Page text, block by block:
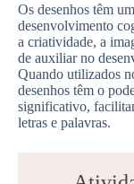
Os desenhos têm
desenvolvimento
a criatividade, a
de auxiliar no
Quando utilizados
desenhos têm o
significativo,
letras e palavras.